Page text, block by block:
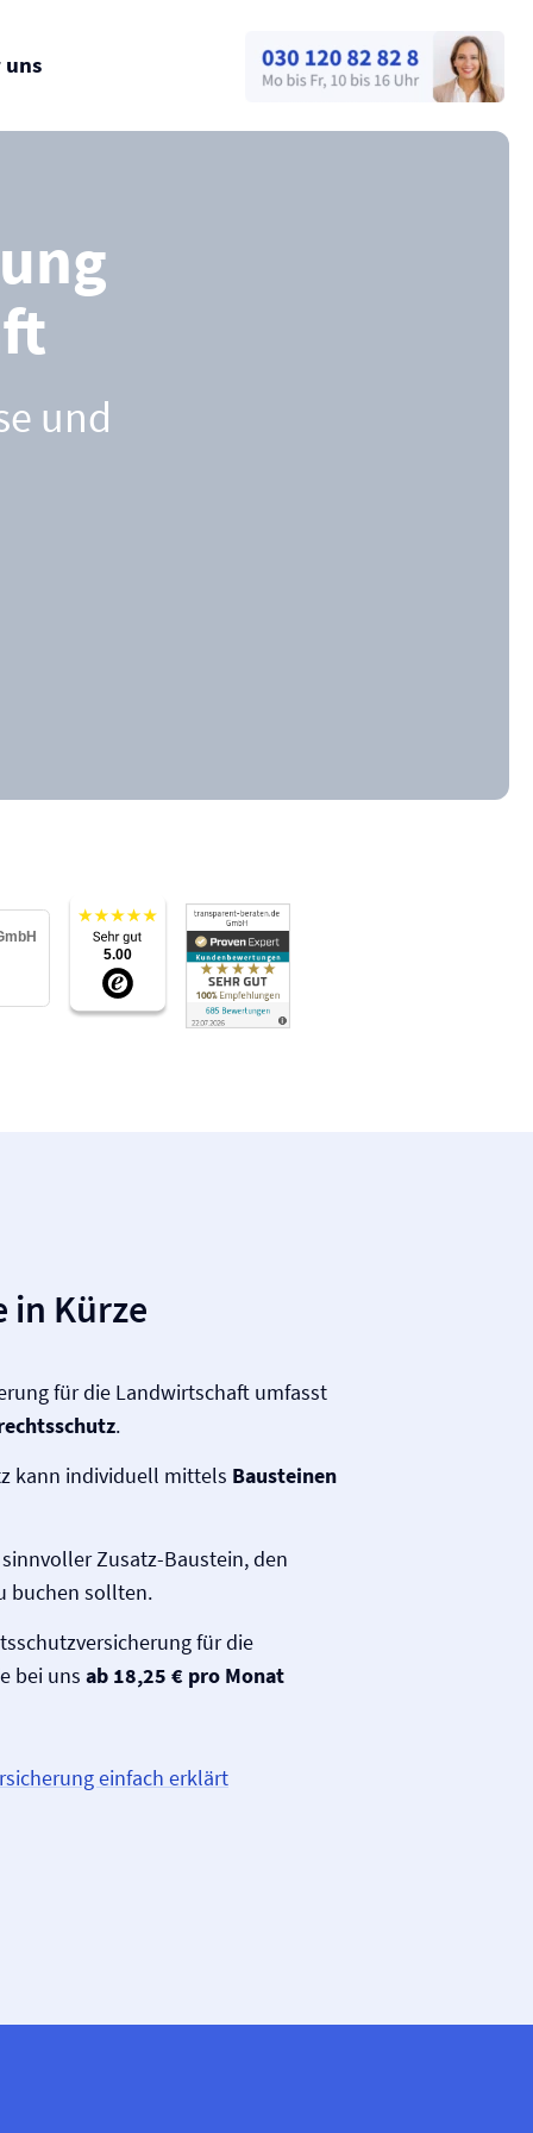
uns
und
in Kürze
für die Landwirtschaft umfasst
.
kann individuell mittels Bausteinen
Zusatz-Baustein, den
buchen sollten.
für die
bei uns ab 18,25 € pro Monat
einfach erklärt